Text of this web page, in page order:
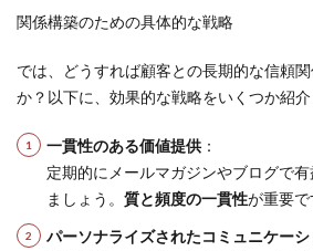
関係構築のための具体的な戦略
では、どうすれば顧客との長期的な信頼
か？以下に、効果的な戦略をいくつか紹介
一貫性のある価値提供 ：
定期的にメールマガジンやブログで
ましょう。 質と頻度の一貫性が重要で
パーソナライズされたコミュニケー